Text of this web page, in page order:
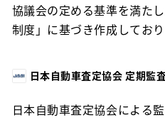
協議会の定める基準を満た
制度」に基づき作成しており
日本自動車査定協会 定期監
日本自動車査定協会による